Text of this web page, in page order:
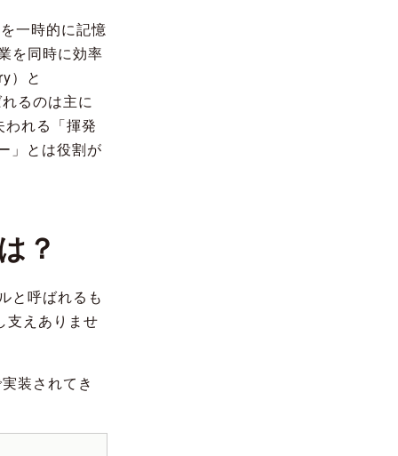
一時的に記憶
を同時に効率
）と
るのは主に
れる「揮発
」とは役割が
？
と呼ばれるも
支えありませ
装されてき